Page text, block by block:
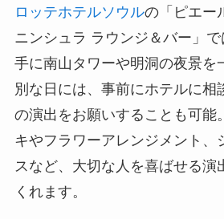
ロッテホテルソウルの「ピエー
ニンシュラ ラウンジ＆バー」
手に南山タワーや明洞の夜景を
別な日には、事前にホテルに相
の演出をお願いすることも可能
キやフラワーアレンジメント、
スなど、大切な人を喜ばせる演
くれます。